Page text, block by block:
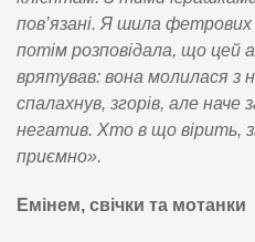
пов’язані. Я шила
потім розповідала, що цей
врятував: вона молилася з
спалахнув, згорів, але наче
негатив. Хто в що вірить,
приємно».
Емінем, свічки та мотанки